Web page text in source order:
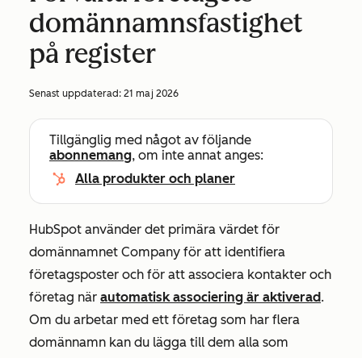
domännamnsfastighet
på register
Senast uppdaterad: 21 maj 2026
Tillgänglig med något av följande
abonnemang, om inte annat anges:
Alla produkter och planer
HubSpot använder det primära värdet för
domännamnet Company för att identifiera
företagsposter och för att associera kontakter och
företag när automatisk associering är aktiverad.
Om du arbetar med ett företag som har flera
domännamn kan du lägga till dem alla som